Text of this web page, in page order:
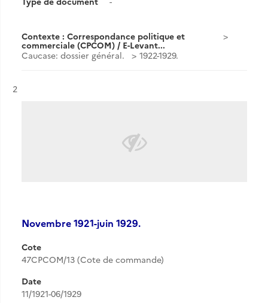
Contexte : Correspondance politique et
commerciale (CPCOM) / E-Levant...
Caucase: dossier général.
1922-1929.
Résultat n°
2
Novembre 1921-juin 1929.
Cote
47CPCOM/13 (Cote de commande)
Date
11/1921-06/1929